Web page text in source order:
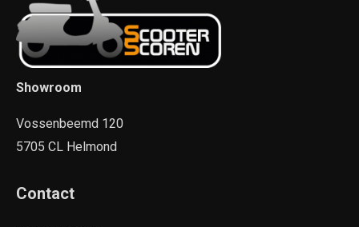
Showroom
Vossenbeemd 120
5705 CL Helmond
Contact